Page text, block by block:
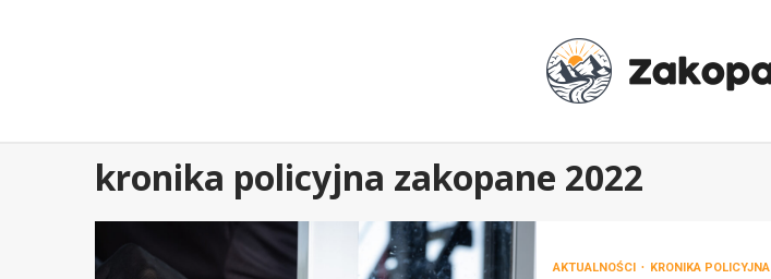
kronika policyjna zakopane 2022
AKTUALNOŚCI KRONIKA POLICYJNA